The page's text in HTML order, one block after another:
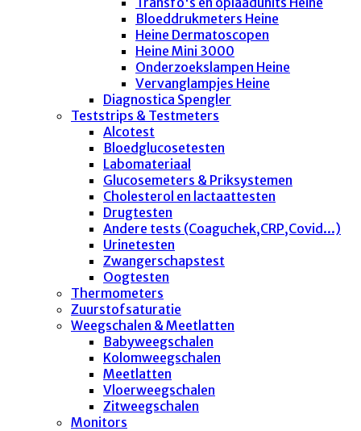
Bloeddrukmeters Heine
Heine Dermatoscopen
Heine Mini 3000
Onderzoekslampen Heine
Vervanglampjes Heine
Diagnostica Spengler
Teststrips & Testmeters
Alcotest
Bloedglucosetesten
Labomateriaal
Glucosemeters & Priksystemen
Cholesterol en lactaattesten
Drugtesten
Andere tests (Coaguchek,CRP,Covid...)
Urinetesten
Zwangerschapstest
Oogtesten
Thermometers
Zuurstofsaturatie
Weegschalen & Meetlatten
Babyweegschalen
Kolomweegschalen
Meetlatten
Vloerweegschalen
Zitweegschalen
Monitors